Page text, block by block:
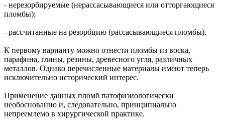
- нерезорбируемые (нерассасывающиеся или отторгающиеся
пломбы);
- рассчитанные на резорбцию (рассасывающиеся пломбы).
К первому варианту можно отнести пломбы из воска,
парафина, глины, резины, древесного угля, различных
металлов. Однако перечисленные материалы имеют теперь
исключительно исторический интерес.
Применение данных пломб патофизиологически
необоснованно и, следовательно, принципиально
непреемлемо в хирургической практике.